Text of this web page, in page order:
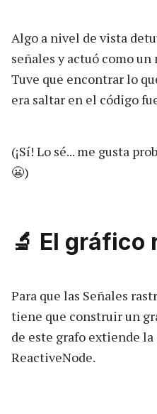
Algo a nivel de vista
señales y actuó como
Tuve que encontrar lo
era saltar en el código
(¡Sí! Lo sé... me gusta
😬)
🔬 El gráfico
Para que las Señales
tiene que construir un
de este grafo extiende la
ReactiveNode.